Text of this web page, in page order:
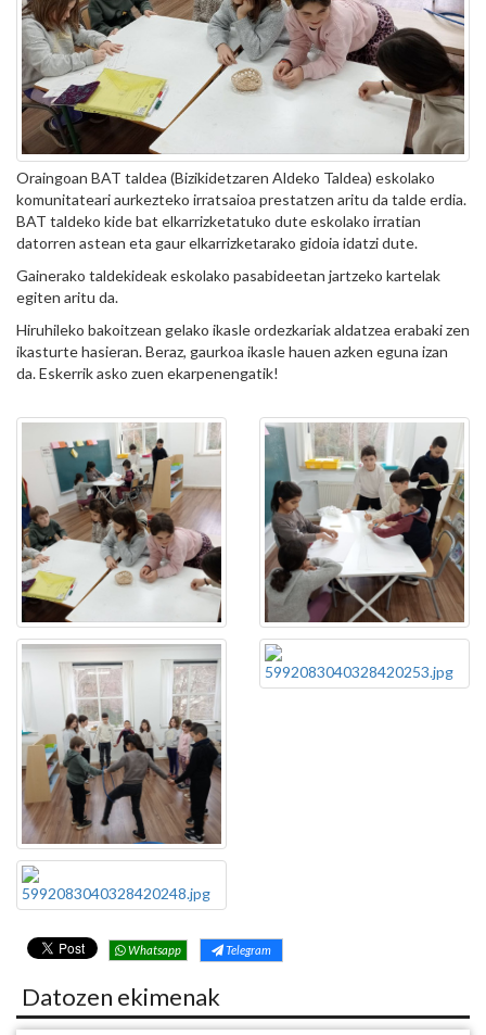
Oraingoan BAT taldea (Bizikidetzaren Aldeko Taldea) eskolako
komunitateari aurkezteko irratsaioa prestatzen aritu da talde erdia.
BAT taldeko kide bat elkarrizketatuko dute eskolako irratian
datorren astean eta gaur elkarrizketarako gidoia idatzi dute.
Gainerako taldekideak eskolako pasabideetan jartzeko kartelak
egiten aritu da.
Hiruhileko bakoitzean gelako ikasle ordezkariak aldatzea erabaki zen
ikasturte hasieran. Beraz, gaurkoa ikasle hauen azken eguna izan
da. Eskerrik asko zuen ekarpenengatik!
Whatsapp Telegram
Datozen ekimenak